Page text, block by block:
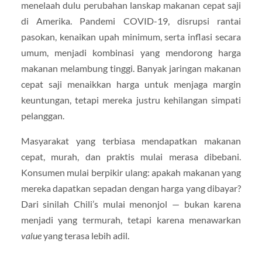
menelaah dulu perubahan lanskap makanan cepat saji
di Amerika. Pandemi COVID-19, disrupsi rantai
pasokan, kenaikan upah minimum, serta inflasi secara
umum, menjadi kombinasi yang mendorong harga
makanan melambung tinggi. Banyak jaringan makanan
cepat saji menaikkan harga untuk menjaga margin
keuntungan, tetapi mereka justru kehilangan simpati
pelanggan.
Masyarakat yang terbiasa mendapatkan makanan
cepat, murah, dan praktis mulai merasa dibebani.
Konsumen mulai berpikir ulang: apakah makanan yang
mereka dapatkan sepadan dengan harga yang dibayar?
Dari sinilah Chili’s mulai menonjol — bukan karena
menjadi yang termurah, tetapi karena menawarkan
valueyang terasa lebih adil.